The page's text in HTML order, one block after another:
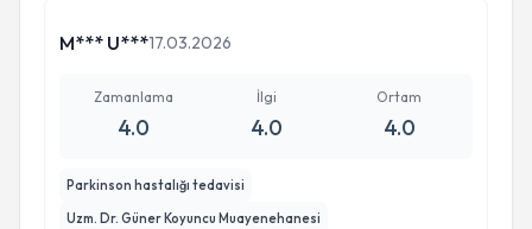
M*** U***17.03.2026
Zamanlama
4.0
İlgi
4.0
Ortam
4.0
Parkinson hastalığı tedavisi
Uzm. Dr. Güner Koyuncu Muayenehanesi